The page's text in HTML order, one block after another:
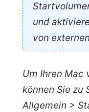
und
von
Um Ihren Mac
können Sie zu
Allgemein >